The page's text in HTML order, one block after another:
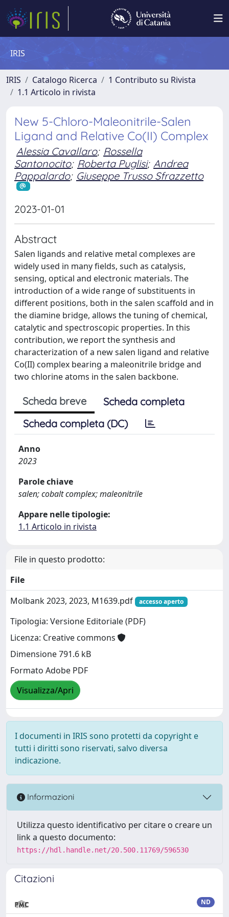
IRIS
IRIS Catalogo Ricerca
1 Contributo su Rivista
1.1 Articolo in rivista
New 5-Chloro-Maleonitrile-Salen
Ligand and Relative Co(II) Complex
Alessia Cavallaro; Rossella
Santonocito; Roberta Puglisi; Andrea
Pappalardo; Giuseppe Trusso Sfrazzetto
2023-01-01
Abstract
Salen ligands and relative metal complexes are
widely used in many fields, such as catalysis,
sensing, optical and electronic materials. The
introduction of a wide range of substituents in
different positions, both in the salen scaffold and in
the diamine bridge, allows the tuning of chemical,
catalytic and spectroscopic properties. In this
contribution, we report the synthesis and
characterization of a new salen ligand and relative
Co(II) complex bearing a maleonitrile bridge and
two chlorine atoms in the salen backbone.
Scheda breve
Scheda completa
Scheda completa (DC)
Anno
2023
Parole chiave
salen; cobalt complex; maleonitrile
Appare nelle tipologie:
1.1 Articolo in rivista
File in questo prodotto:
File
Molbank 2023, 2023, M1639.pdf
accesso aperto
Tipologia: Versione Editoriale (PDF)
Licenza: Creative commons
Dimensione 791.6 kB
Formato Adobe PDF
Visualizza/Apri
I documenti in IRIS sono protetti da copyright e
tutti i diritti sono riservati, salvo diversa
indicazione.
Informazioni
Utilizza questo identificativo per citare o creare un
link a questo documento:
https://hdl.handle.net/20.500.11769/596530
Citazioni
ND